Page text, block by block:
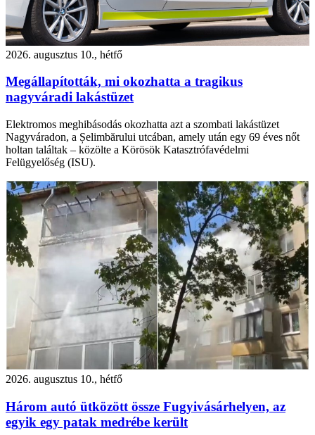
2026. augusztus 10., hétfő
Megállapították, mi okozhatta a tragikus
nagyváradi lakástüzet
Elektromos meghibásodás okozhatta azt a szombati lakástüzet
Nagyváradon, a Șelimbărului utcában, amely után egy 69 éves nőt
holtan találtak – közölte a Körösök Katasztrófavédelmi
Felügyelőség (ISU).
2026. augusztus 10., hétfő
Három autó ütközött össze Fugyivásárhelyen, az
egyik egy patak medrébe került